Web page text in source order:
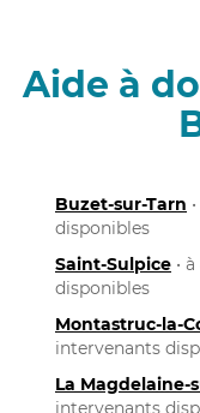
Aide à
Buzet-sur-Tarn
disponibles
Saint-Sulpice •
disponibles
Montastruc-la-
intervenants
La Magdelaine-
intervenants